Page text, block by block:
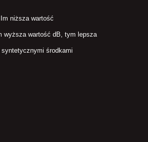
niższa wartość
wyższa wartość dB, tym lepsza
środkami